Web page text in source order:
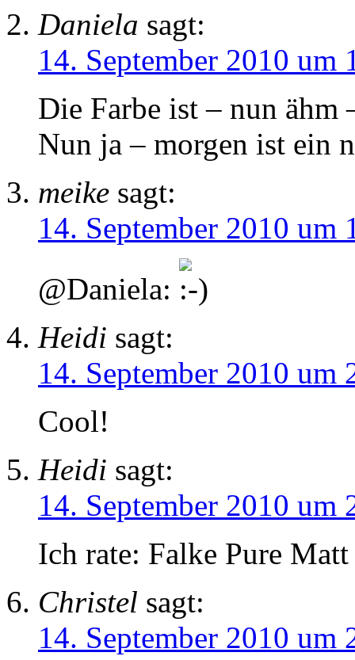
Daniela sagt:
14. September 2010 um
Die Farbe ist – nun ähm
Nun ja – morgen ist ein
meike sagt:
14. September 2010 um
@Daniela:
Heidi sagt:
14. September 2010 um
Cool!
Heidi sagt:
14. September 2010 um
Ich rate: Falke Pure
Christel sagt:
14. September 2010 um